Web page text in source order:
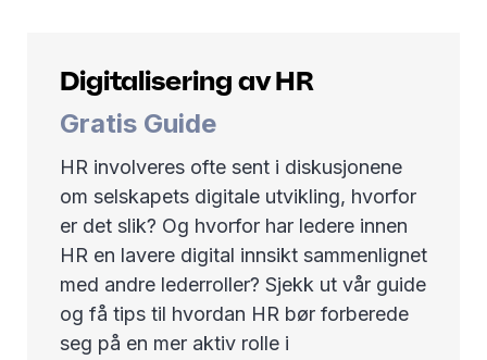
Digitalisering av HR
Gratis Guide
HR involveres ofte sent i diskusjonene
om selskapets digitale utvikling, hvorfor
er det slik? Og hvorfor har ledere innen
HR en lavere digital innsikt sammenlignet
med andre lederroller? Sjekk ut vår guide
og få tips til hvordan HR bør forberede
seg på en mer aktiv rolle i